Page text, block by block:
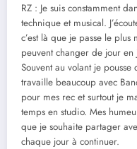
RZ : Je suis constamment
technique et musical.
c’est là que je passe le
peuvent changer de jour
Souvent au volant je
travaille beaucoup avec
pour mes rec et surtout je
temps en studio. Mes
que je souhaite partager
chaque jour à continuer.